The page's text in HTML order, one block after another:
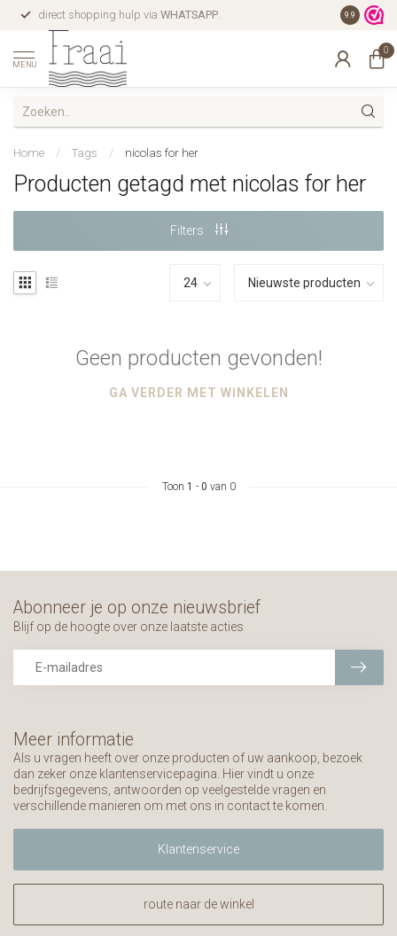
direct shopping hulp via WHATSAPP. gratis
9.9
MENU
0
Home / Tags / nicolas for her
Producten getagd met nicolas for her
Filters
Geen producten gevonden!
GA VERDER MET WINKELEN
Toon 1 - 0 van 0
Meer informatie
Als u vragen heeft over onze producten of uw aankoop, bezoek
dan zeker onze klantenservicepagina. Hier vindt u onze
bedrijfsgegevens, antwoorden op veelgestelde vragen en
verschillende manieren om met ons in contact te komen.
Klantenservice
route naar de winkel
Abonneer je op onze nieuwsbrief
Blijf op de hoogte over onze laatste acties